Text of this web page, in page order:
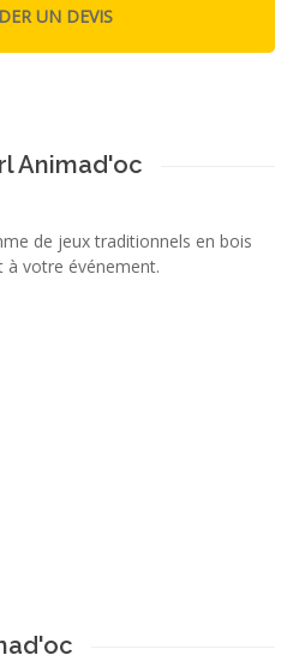
Animad'oc
de jeux traditionnels en bois
à votre événement.